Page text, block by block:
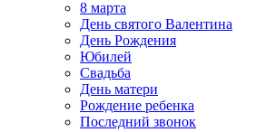
8 марта
День святого Валентина
День Рождения
Юбилей
Свадьба
День матери
Рождение ребенка
Последний звонок